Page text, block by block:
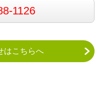
1126
はこちらへ